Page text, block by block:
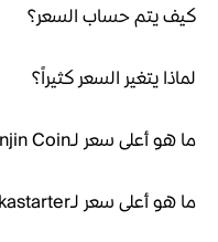
كيف يتم حساب السعر؟
لماذا يتغير السعر كثيراً؟
ما هو أعلى سعر لـEnjin Coin على الإطلاق؟
ما هو أعلى سعر لـPolkastarter على الإطلاق؟